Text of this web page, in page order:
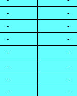
-
-
-
-
-
-
-
-
-
-
-
-
-
-